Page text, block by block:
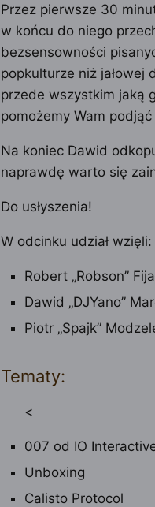
Przez pierwsze 30
w końcu do niego
bezsensowności
popkulturze niż jałowej
przede wszystkim jaką
pomożemy Wam
Na koniec Dawid
naprawdę warto się
Do usłyszenia!
W odcinku udział wzięli:
Robert „Robson”
Dawid „DJYano”
Piotr „Spajk”
Tematy:
<
007 od IO
Unboxing
Calisto Protocol